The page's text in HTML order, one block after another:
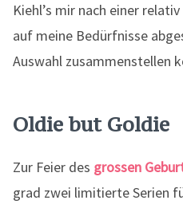
Kiehl’s mir nach einer
auf meine Bedürfnisse
Auswahl zusammenstellen
Oldie but Goldie
Zur Feier des grossen
grad zwei limitierte Serien